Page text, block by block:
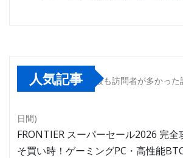
人気記事 最も訪問者が多かっ
日間)
FRONTIER スーパーセール2026 完全
そ買い時！ゲーミングPC・高性能